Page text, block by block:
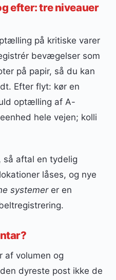
efter: tre niveauer
på kritiske varer
bevægelser som
på papir, så du kan
Efter flyt: kør en
optælling af A-
hele vejen; kolli
så aftal en tydelig
låses, og nye
systemerer en
af volumen og
dyreste post ikke de